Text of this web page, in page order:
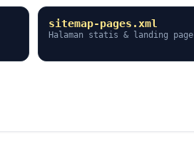
sitemap-pages.xml
Halaman statis & landing page